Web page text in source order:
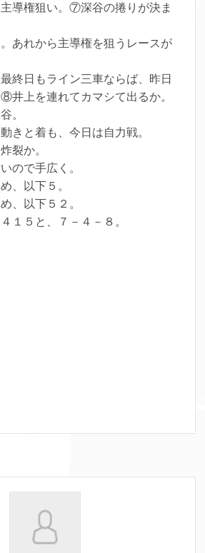
導権狙い。⑦深谷の捲りが決ま
あれから主導権を狙うレースが
終日もライン三車ならば、昨日
井上を連れてカマシて出るか。
。
きと着も、今日は自力戦。
裂か。
ので手広く。
、以下５。
、以下５２。
１５と、７－４－８。